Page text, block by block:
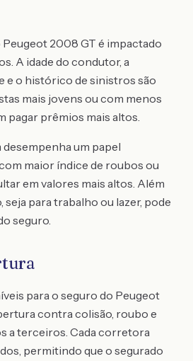
2008 GT é impactado
A idade do condutor, a
e o histórico de sinistros são
mais jovens ou com menos
pagar prêmios mais altos.
um papel
maior índice de roubos ou
em valores mais altos. Além
seja para trabalho ou lazer, pode
seguro.
para o seguro do Peugeot
contra colisão, roubo e
a terceiros. Cada corretora
permitindo que o segurado